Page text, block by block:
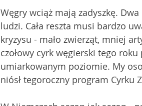
Węgry wciąż mają zadyszkę.
ludzi. Cała reszta musi bardzo
kryzysu - mało zwierząt, mniej
czołowy cyrk węgierski tego
umiarkowanym poziomie. My
niósł tegoroczny program Cyrku